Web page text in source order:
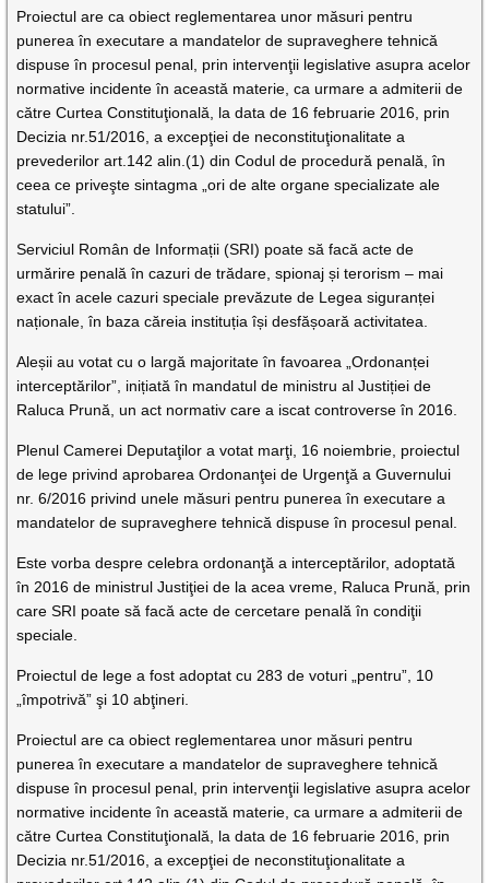
Proiectul are ca obiect reglementarea unor măsuri pentru
punerea în executare a mandatelor de supraveghere tehnică
dispuse în procesul penal, prin intervenţii legislative asupra acelor
normative incidente în această materie, ca urmare a admiterii de
către Curtea Constituţională, la data de 16 februarie 2016, prin
Decizia nr.51/2016, a excepţiei de neconstituţionalitate a
prevederilor art.142 alin.(1) din Codul de procedură penală, în
ceea ce priveşte sintagma „ori de alte organe specializate ale
statului”.
Serviciul Român de Informații (SRI) poate să facă acte de
urmărire penală în cazuri de trădare, spionaj și terorism – mai
exact în acele cazuri speciale prevăzute de Legea siguranței
naționale, în baza căreia instituția își desfășoară activitatea.
Aleșii au votat cu o largă majoritate în favoarea „Ordonanței
interceptărilor”, inițiată în mandatul de ministru al Justiției de
Raluca Prună, un act normativ care a iscat controverse în 2016.
Plenul Camerei Deputaţilor a votat marţi, 16 noiembrie, proiectul
de lege privind aprobarea Ordonanţei de Urgenţă a Guvernului
nr. 6/2016 privind unele măsuri pentru punerea în executare a
mandatelor de supraveghere tehnică dispuse în procesul penal.
Este vorba despre celebra ordonanţă a interceptărilor, adoptată
în 2016 de ministrul Justiţiei de la acea vreme, Raluca Prună, prin
care SRI poate să facă acte de cercetare penală în condiţii
speciale.
Proiectul de lege a fost adoptat cu 283 de voturi „pentru”, 10
„împotrivă” şi 10 abţineri.
Proiectul are ca obiect reglementarea unor măsuri pentru
punerea în executare a mandatelor de supraveghere tehnică
dispuse în procesul penal, prin intervenţii legislative asupra acelor
normative incidente în această materie, ca urmare a admiterii de
către Curtea Constituţională, la data de 16 februarie 2016, prin
Decizia nr.51/2016, a excepţiei de neconstituţionalitate a